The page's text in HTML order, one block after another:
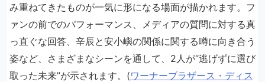
み重ねてきたものが一気に形になる場面が描かれます。フ
ァンの前でのパフォーマンス、メディアの質問に対する真
っ直ぐな回答、辛辰と安小嶼の関係に関する噂に向き合う
姿など、さまざまなシーンを通して、2人が“逃げずに選び
取った未来”が示されます。(ワーナーブラザース・ディス